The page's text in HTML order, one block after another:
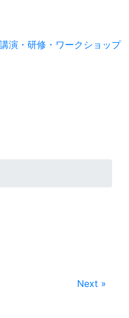
講演・研修・ワークショップ
Next »